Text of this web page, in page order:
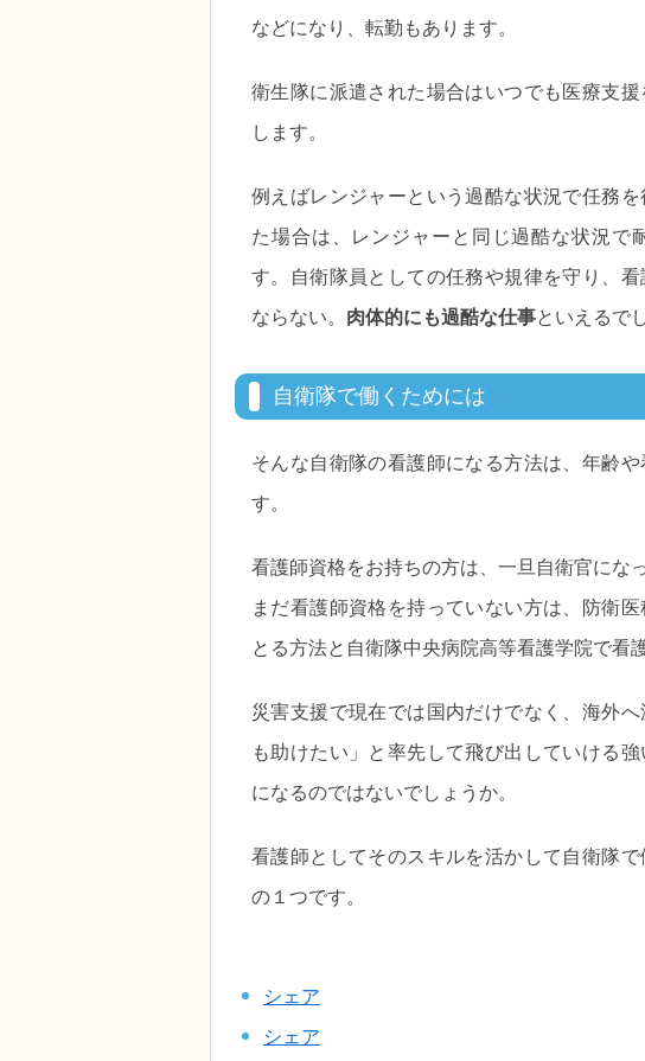
などになり、転勤もあります。
衛生隊に派遣された場合はいつでも医療支
します。
例えばレンジャーという過酷な状況で任務
た場合は、レンジャーと同じ過酷な状況で
す。自衛隊員としての任務や規律を守り、
ならない。 肉体的にも過酷な仕事といえるで
自衛隊で働くためには
そんな自衛隊の看護師になる方法は、年齢
す。
看護師資格をお持ちの方は、一旦自衛官にな
まだ看護師資格を持っていない方は、防衛
とる方法と自衛隊中央病院高等看護学院で看
災害支援で現在では国内だけでなく、海外
も助けたい」と率先して飛び出していける
になるのではないでしょうか。
看護師としてそのスキルを活かして自衛隊
の１つです。
シェア
シェア